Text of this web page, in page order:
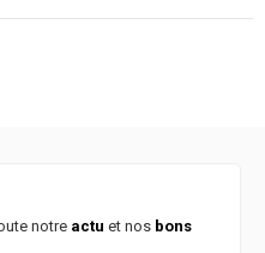
notre actu et nos bons